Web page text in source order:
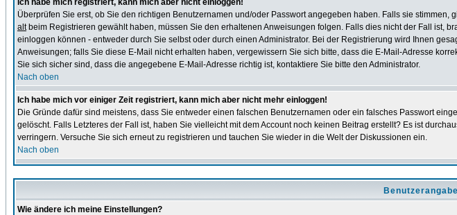
Ich habe mich registriert, kann mich aber nicht einloggen!
Überprüfen Sie erst, ob Sie den richtigen Benutzernamen und/oder Passwort angegeben haben. Falls sie
altbeim Registrieren gewählt haben, müssen Sie den erhaltenen Anweisungen folgen. Falls dies nicht der Fall ist,
einloggen können - entweder durch Sie selbst oder durch einen Administrator. Bei der Registrierung wird Ihnen
Anweisungen; falls Sie diese E-Mail nicht erhalten haben, vergewissern Sie sich bitte, dass die E-Mail-Adresse
Sie sich sicher sind, dass die angegebene E-Mail-Adresse richtig ist, kontaktiere Sie bitte den Administrator.
Nach oben
Ich habe mich vor einiger Zeit registriert, kann mich aber nicht mehr einloggen!
Die Gründe dafür sind meistens, dass Sie entweder einen falschen Benutzernamen oder ein falsches Passwort
gelöscht. Falls Letzteres der Fall ist, haben Sie vielleicht mit dem Account noch keinen Beitrag erstellt? Es ist
verringern. Versuche Sie sich erneut zu registrieren und tauchen Sie wieder in die Welt der Diskussionen ein.
Nach oben
Wie ändere ich meine Einstellungen?